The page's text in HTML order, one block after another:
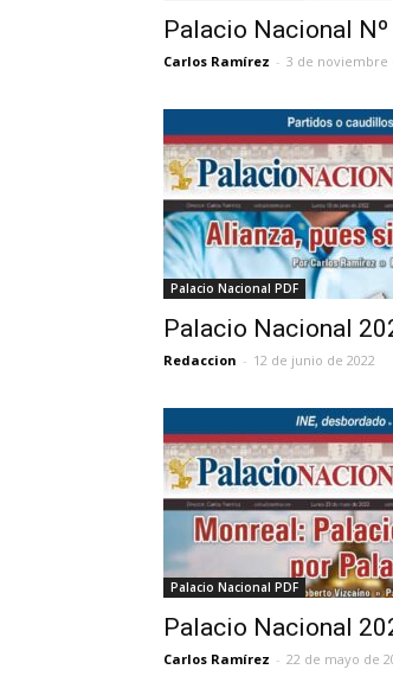
Palacio Nacional Nº
Carlos Ramírez - 3 de noviembre
Palacio Nacional PDF
Palacio Nacional
Redaccion - 12 de junio de 2022
Palacio Nacional PDF
Palacio Nacional
Carlos Ramírez - 22 de mayo de